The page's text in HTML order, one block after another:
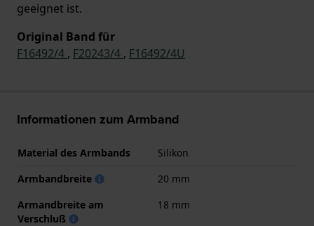
geeignet ist.
Original Band für
F16492/4 , F20243/4 , F16492/4U
Informationen zum Armband
Material des Armbands
Silikon
Armbandbreite
20 mm
Armandbreite am
Verschluß
18 mm